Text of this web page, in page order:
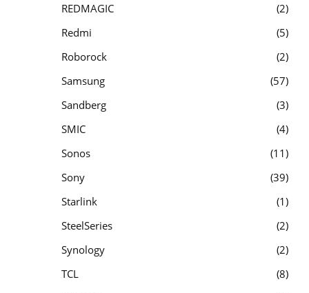
REDMAGIC
2
Redmi
5
Roborock
2
Samsung
57
Sandberg
3
SMIC
4
Sonos
11
Sony
39
Starlink
1
SteelSeries
2
Synology
2
TCL
8